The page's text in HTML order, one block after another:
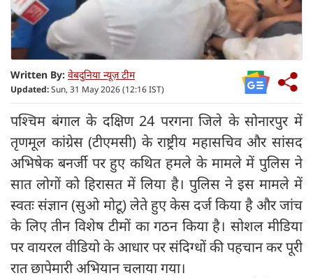
Written By: वेबदुनिया न्यूज़ टीम
Updated:Sun, 31 May 2026 (12:16 IST)
पश्चिम बंगाल के दक्षिण 24 परगना जिले के सोनारपुर में
तृणमूल कांग्रेस (टीएमसी) के राष्ट्रीय महासचिव और सांसद
अभिषेक बनर्जी पर हुए कथित हमले के मामले में पुलिस ने
सात लोगों को हिरासत में लिया है। पुलिस ने इस मामले में
स्वतः संज्ञान (सुओ मोटू) लेते हुए केस दर्ज किया है और जांच
के लिए तीन विशेष टीमों का गठन किया है। सोशल मीडिया
पर वायरल वीडियो के आधार पर संदिग्धों की पहचान कर पूरी
रात छापेमारी अभियान चलाया गया।